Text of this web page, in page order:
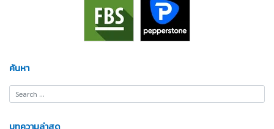
ค้นหา
บทความล่าสุด